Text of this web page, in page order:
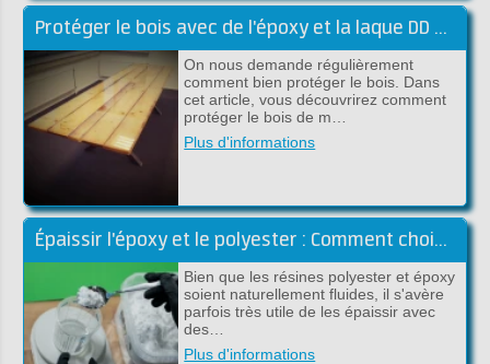
Protéger le bois avec de l'époxy et la laque DD Lak
On nous demande régulièrement
comment bien protéger le bois. Dans
cet article, vous découvrirez comment
protéger le bois de m…
Plus d'informations
Épaissir l'époxy et le polyester : Comment choisir la bonne charge !
Bien que les résines polyester et époxy
soient naturellement fluides, il s'avère
parfois très utile de les épaissir avec
des…
Plus d'informations